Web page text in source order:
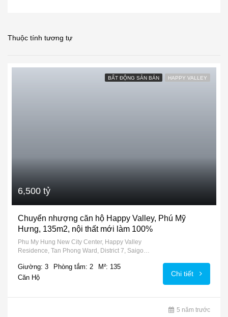
Thuộc tính tương tự
BẤT ĐỘNG SẢN BÁN HAPPY VALLEY
6,500 tỷ
Chuyển nhượng căn hộ Happy Valley, Phú Mỹ
Hưng, 135m2, nội thất mới làm 100%
Phu My Hung New City Center, Happy Valley
Residence, Tan Phong Ward, District 7, Saigon
Giường: 3 Phòng tắm: 2
M²: 135
Căn Hộ
Chi tiết
5 năm trước